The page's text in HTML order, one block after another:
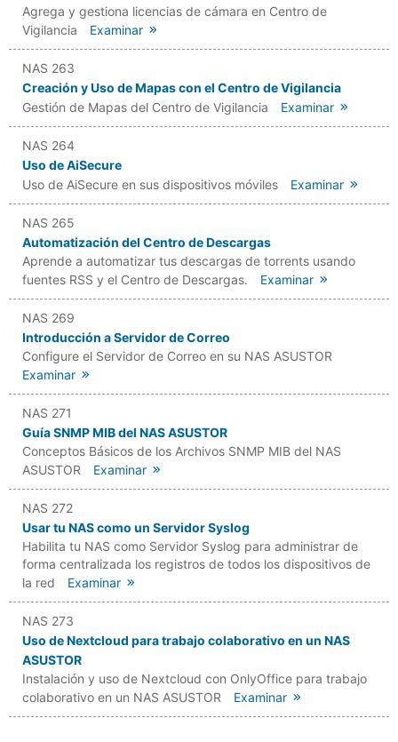
Agrega y gestiona licencias de cámara en Centro de
Vigilancia
Examinar
NAS 263
Creación y Uso de Mapas con el Centro de Vigilancia
Gestión de Mapas del Centro de Vigilancia
Examinar
NAS 264
Uso de AiSecure
Uso de AiSecure en sus dispositivos móviles
Examinar
NAS 265
Automatización del Centro de Descargas
Aprende a automatizar tus descargas de torrents usando
fuentes RSS y el Centro de Descargas.
Examinar
NAS 269
Introducción a Servidor de Correo
Configure el Servidor de Correo en su NAS ASUSTOR
Examinar
NAS 271
Guía SNMP MIB del NAS ASUSTOR
Conceptos Básicos de los Archivos SNMP MIB del NAS
ASUSTOR
Examinar
NAS 272
Usar tu NAS como un Servidor Syslog
Habilita tu NAS como Servidor Syslog para administrar de
forma centralizada los registros de todos los dispositivos de
la red
Examinar
NAS 273
Uso de Nextcloud para trabajo colaborativo en un NAS
ASUSTOR
Instalación y uso de Nextcloud con OnlyOffice para trabajo
colaborativo en un NAS ASUSTOR
Examinar